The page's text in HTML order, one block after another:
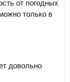
от погодных
только в
довольно